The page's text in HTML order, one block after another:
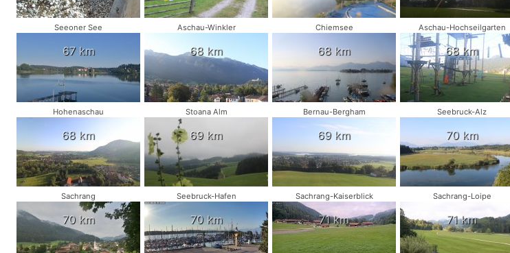
Seeoner See
67 km
Aschau-Winkler
68 km
Chiemsee
68 km
Aschau-Hochseilgarten
68 km
Hohenaschau
68 km
Stoana Alm
69 km
Bernau-Bergham
69 km
Seebruck-Alz
70 km
Sachrang
70 km
Seebruck-Hafen
70 km
Sachrang-Kaiserblick
71 km
Sachrang-Loipe
71 km